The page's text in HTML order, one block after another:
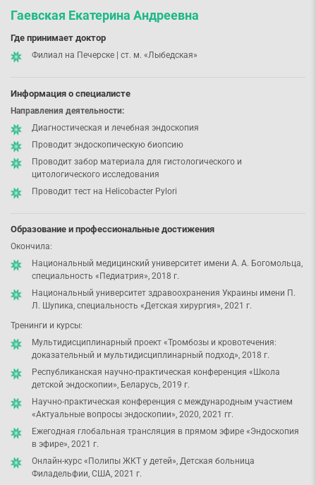
Гаевская Екатерина Андреевна
Где принимает доктор
Филиал на Печерске | ст. м. «Лыбедская»
Информация о специалисте
Направления деятельности:
Диагностическая и лечебная эндоскопия
Проводит эндоскопическую биопсию
Проводит забор материала для гистологического и
цитологического исследования
Проводит тест на Helicobacter Pylori
Образование и профессиональные достижения
Окончила:
Национальный медицинский университет имени А. А. Богомольца,
специальность «Педиатрия», 2018 г.
Национальный университет здравоохранения Украины имени П.
Л. Шупика, специальность «Детская хирургия», 2021 г.
Тренинги и курсы:
Мультидисциплинарный проект «Тромбозы и кровотечения:
доказательный и мультидисциплинарный подход», 2018 г.
Республиканская научно-практическая конференция «Школа
детской эндоскопии», Беларусь, 2019 г.
Научно-практическая конференция с международным участием
«Актуальные вопросы эндоскопии», 2020, 2021 гг.
Ежегодная глобальная трансляция в прямом эфире «Эндоскопия
в эфире», 2021 г.
Онлайн-курс «Полипы ЖКТ у детей», Детская больница
Филадельфии, США, 2021 г.